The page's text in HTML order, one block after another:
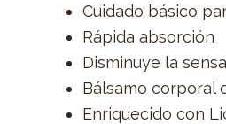
Cuidado básico
Rápida absorción
Disminuye la
Bálsamo corporal
Enriquecido con